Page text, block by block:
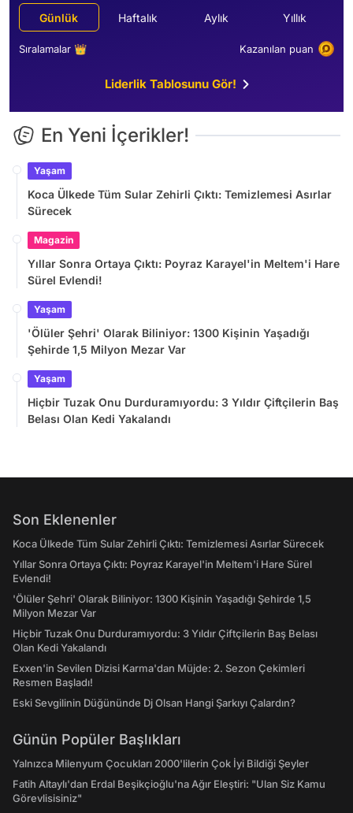
Günlük Haftalık Aylık Yıllık
Sıralamalar 👑 Kazanılan puan
Liderlik Tablosunu Gör!
En Yeni İçerikler!
Yaşam
Koca Ülkede Tüm Sular Zehirli Çıktı: Temizlemesi Asırlar
Sürecek
Magazin
Yıllar Sonra Ortaya Çıktı: Poyraz Karayel'in Meltem'i Hare
Sürel Evlendi!
Yaşam
'Ölüler Şehri' Olarak Biliniyor: 1300 Kişinin Yaşadığı
Şehirde 1,5 Milyon Mezar Var
Yaşam
Hiçbir Tuzak Onu Durduramıyordu: 3 Yıldır Çiftçilerin Baş
Belası Olan Kedi Yakalandı
Son Eklenenler
Koca Ülkede Tüm Sular Zehirli Çıktı: Temizlemesi Asırlar Sürecek
Yıllar Sonra Ortaya Çıktı: Poyraz Karayel'in Meltem'i Hare Sürel
Evlendi!
'Ölüler Şehri' Olarak Biliniyor: 1300 Kişinin Yaşadığı Şehirde 1,5
Milyon Mezar Var
Hiçbir Tuzak Onu Durduramıyordu: 3 Yıldır Çiftçilerin Baş Belası
Olan Kedi Yakalandı
Exxen'in Sevilen Dizisi Karma'dan Müjde: 2. Sezon Çekimleri
Resmen Başladı!
Eski Sevgilinin Düğününde Dj Olsan Hangi Şarkıyı Çalardın?
Günün Popüler Başlıkları
Yalnızca Milenyum Çocukları 2000'lilerin Çok İyi Bildiği Şeyler
Fatih Altaylı'dan Erdal Beşikçioğlu'na Ağır Eleştiri: "Ulan Siz Kamu
Görevlisisiniz"